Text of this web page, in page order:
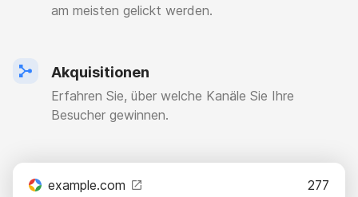
am meisten gelickt werden.
Akquisitionen
Erfahren Sie, über welche Kanäle Sie Ihre
Besucher gewinnen.
example.com 277